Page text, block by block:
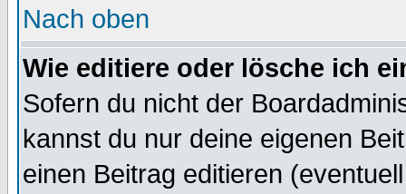
Nach oben
Wie editiere oder lösche ich
Sofern du nicht der
kannst du nur deine eigenen
einen Beitrag editieren